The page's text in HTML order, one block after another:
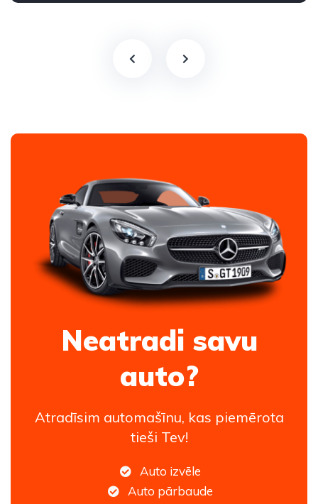
Neatradi savu
auto?
Atradīsim automašīnu, kas piemērota
tieši Tev!
Auto izvēle
Auto pārbaude